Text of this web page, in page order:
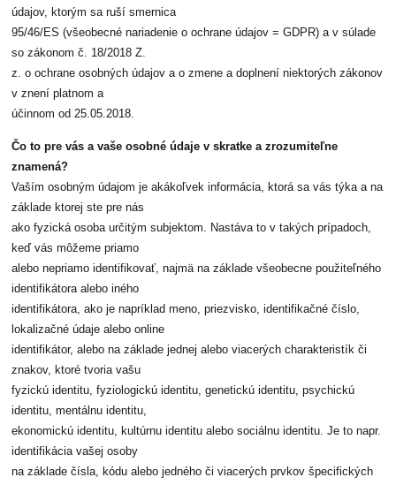
údajov, ktorým sa ruší smernica
95/46/ES (všeobecné nariadenie o ochrane údajov = GDPR) a v súlade
so zákonom č. 18/2018 Z.
z. o ochrane osobných údajov a o zmene a doplnení niektorých zákonov
v znení platnom a
účinnom od 25.05.2018.
Čo to pre vás a vaše osobné údaje v skratke a zrozumiteľne
znamená?
Vaším osobným údajom je akákoľvek informácia, ktorá sa vás týka a na
základe ktorej ste pre nás
ako fyzická osoba určitým subjektom. Nastáva to v takých prípadoch,
keď vás môžeme priamo
alebo nepriamo identifikovať, najmä na základe všeobecne použiteľného
identifikátora alebo iného
identifikátora, ako je napríklad meno, priezvisko, identifikačné číslo,
lokalizačné údaje alebo online
identifikátor, alebo na základe jednej alebo viacerých charakteristík či
znakov, ktoré tvoria vašu
fyzickú identitu, fyziologickú identitu, genetickú identitu, psychickú
identitu, mentálnu identitu,
ekonomickú identitu, kultúrnu identitu alebo sociálnu identitu. Je to napr.
identifikácia vašej osoby
na základe čísla, kódu alebo jedného či viacerých prvkov špecifických